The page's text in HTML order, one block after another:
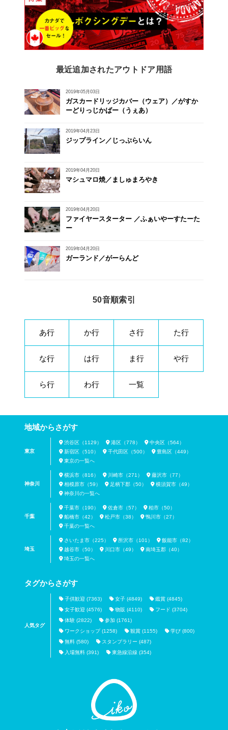
最近追加されたアウトドア用語
2019年05月03日
ガスカードリッジカバー（ウェア）／がすか
ーどりっじかばー（うぇあ）
2019年04月23日
ジップライン／じっぷらいん
2019年04月20日
マシュマロ焼／ましゅまろやき
2019年04月20日
ファイヤースターター ／ふぁいやーすたーた
ー
2019年04月20日
ガーランド／がーらんど
50音順索引
あ行 か行 さ行 た行
な行 は行 ま行 や行
ら行 わ行 一覧
地域からさがす
東京
渋谷区（1129） 港区（778）
中央区（564）
新宿区（510）
千代田区（500）
豊島区（449）
東京の一覧へ
神奈川
横浜市（816） 川崎市（271）
藤沢市（77）
相模原市（59）
足柄下郡（50）
横須賀市（49）
神奈川の一覧へ
千葉
千葉市（190） 佐倉市（57）
柏市（50）
船橋市（42）
松戸市（38）
鴨川市（27）
千葉の一覧へ
埼玉
さいたま市（225） 所沢市（101）
飯能市（82）
越谷市（50）
川口市（49）
南埼玉郡（40）
埼玉の一覧へ
タグからさがす
人気タグ
子供歓迎 (7363) 女子 (4849)
鑑賞 (4845)
女子歓迎 (4576)
物販 (4110)
フード (3704)
体験 (2822)
参加 (1761)
ワークショップ (1258)
観賞 (1155)
学び (800)
無料 (580)
スタンプラリー (487)
入場無料 (391)
東急線沿線 (354)